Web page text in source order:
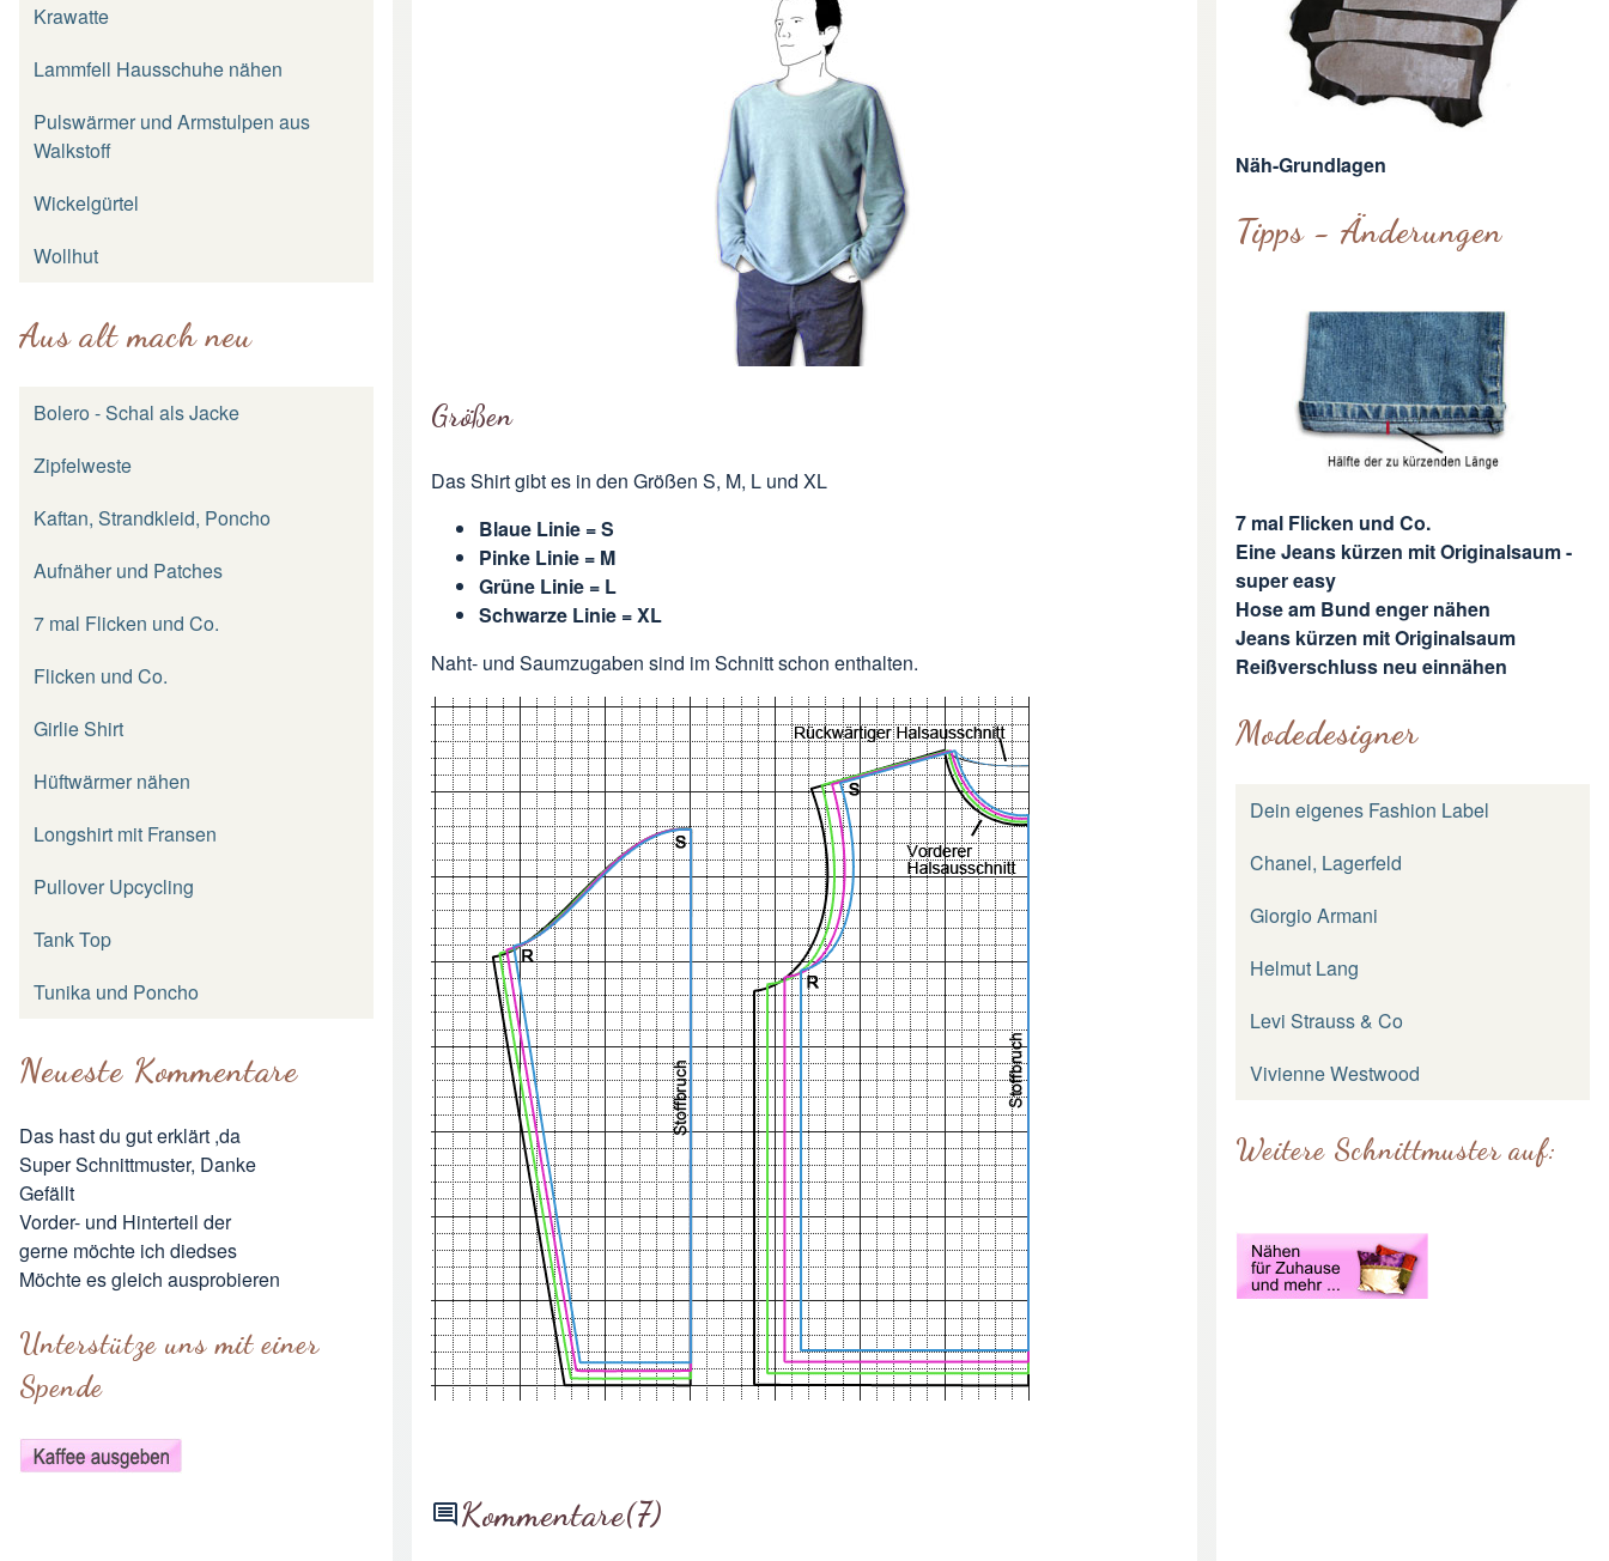
Krawatte
Lammfell Hausschuhe nähen
Pulswärmer und Armstulpen aus
Walkstoff
Wickelgürtel
Wollhut
Aus alt mach neu
Bolero - Schal als Jacke
Zipfelweste
Kaftan, Strandkleid, Poncho
Aufnäher und Patches
7 mal Flicken und Co.
Flicken und Co.
Girlie Shirt
Hüftwärmer nähen
Longshirt mit Fransen
Pullover Upcycling
Tank Top
Tunika und Poncho
Neueste Kommentare
Das hast du gut erklärt ,da
Super Schnittmuster, Danke
Gefällt
Vorder- und Hinterteil der
gerne möchte ich diedses
Möchte es gleich ausprobieren
Unterstütze uns mit einer
Spende
Größen
Das Shirt gibt es in den Größen S, M, L und XL
Blaue Linie = S
Pinke Linie = M
Grüne Linie = L
Schwarze Linie = XL
Naht- und Saumzugaben sind im Schnitt schon enthalten.
Kommentare(7)
Näh-Grundlagen
Tipps - Änderungen
7 mal Flicken und Co.
Eine Jeans kürzen mit Originalsaum -
super easy
Hose am Bund enger nähen
Jeans kürzen mit Originalsaum
Reißverschluss neu einnähen
Modedesigner
Dein eigenes Fashion Label
Chanel, Lagerfeld
Giorgio Armani
Helmut Lang
Levi Strauss & Co
Vivienne Westwood
Weitere Schnittmuster auf: